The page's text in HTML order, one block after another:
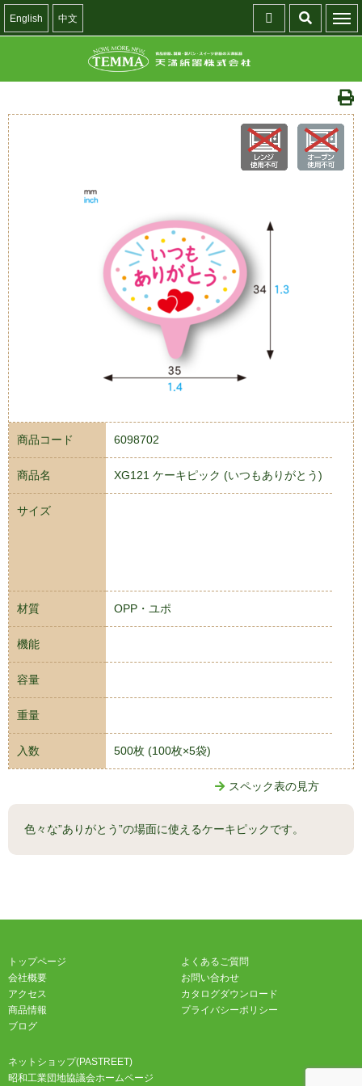
English 中文
商品コード 6098702
商品名 XG121 ケーキピック (いつもありがとう)
サイズ
材質 OPP・ユポ
機能
容量
重量
入数 500枚 (100枚×5袋)
スペック表の見方
色々な”ありがとう”の場面に使えるケーキピックです。
トップページ
会社概要
アクセス
商品情報
ブログ
よくあるご質問
お問い合わせ
カタログダウンロード
プライバシーポリシー
ネットショップ(PASTREET)
昭和工業団地協議会ホームページ